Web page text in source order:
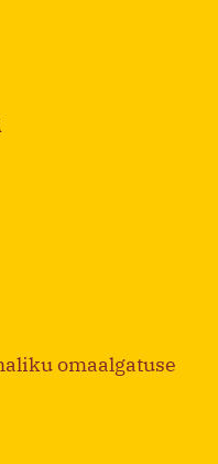
omaalgatuse